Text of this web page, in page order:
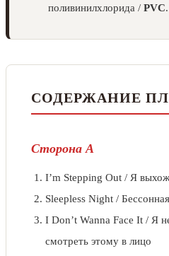
поливинилхлорида / PVC.
СОДЕРЖАНИЕ
Сторона А
I’m Stepping Out / Я
Sleepless Night /
I Don’t Wanna Face It / Я
смотреть этому в лицо